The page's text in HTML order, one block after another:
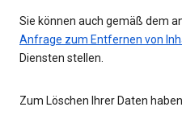
Sie können auch gemäß dem
Anfrage zum Entfernen von
Diensten stellen.
Zum Löschen Ihrer Daten